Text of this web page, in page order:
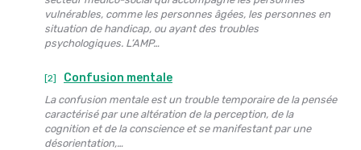
vulnérables, comme les personnes âgées, les personnes en
situation de handicap, ou ayant des troubles
psychologiques. L’AMP…
[2] Confusion mentale
La confusion mentale est un trouble temporaire de la pensée
caractérisé par une altération de la perception, de la
cognition et de la conscience et se manifestant par une
désorientation,…